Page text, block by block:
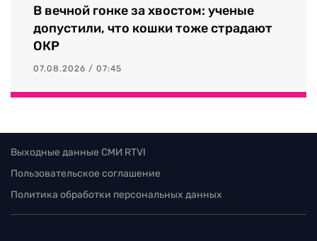
В вечной гонке за хвостом: ученые
допустили, что кошки тоже страдают
ОКР
07.08.2026 / 07:45
Выходные данные СМИ RTVI
Пользовательское соглашение
Политика обработки персональных данных